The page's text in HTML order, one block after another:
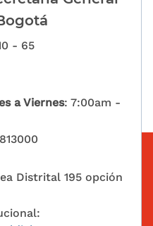
- 65
a Viernes: 7:00am -
Distrital 195 opción